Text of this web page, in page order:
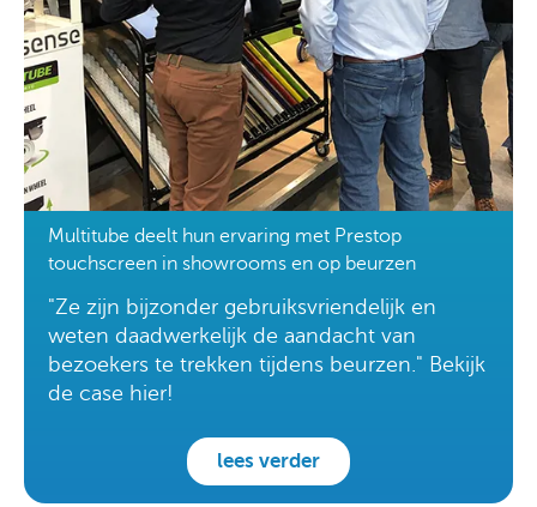
Multitube deelt hun ervaring met Prestop
touchscreen in showrooms en op beurzen
"Ze zijn bijzonder gebruiksvriendelijk en
weten daadwerkelijk de aandacht van
bezoekers te trekken tijdens beurzen." Bekijk
de case hier!
lees verder